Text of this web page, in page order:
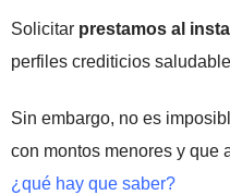
Solicitar prestamos al
perfiles crediticios
Sin embargo, no es
con montos menores y que
¿qué hay que saber?